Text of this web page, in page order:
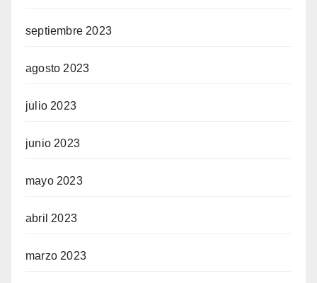
septiembre 2023
agosto 2023
julio 2023
junio 2023
mayo 2023
abril 2023
marzo 2023